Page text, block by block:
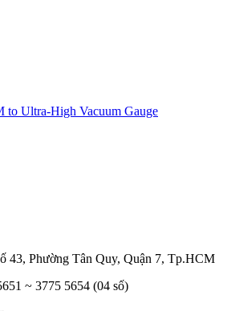
Ultra-High Vacuum Gauge
43, Phường Tân Quy, Quận 7, Tp.HCM
~ 3775 5654 (04 số)